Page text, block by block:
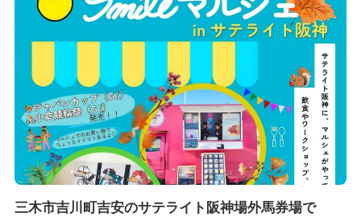
三木市吉川町吉安のサテライト阪神場外馬券場で